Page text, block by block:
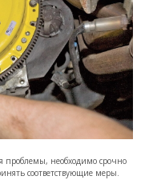
проблемы, необходимо срочно
соответствующие меры.